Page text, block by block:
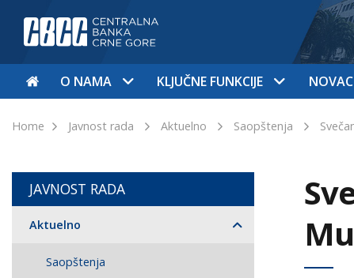
O NAMA KLJUČNE FUNKCIJE NOVAC
Home Javnost rada Aktuelno Saopštenja
JAVNOST RADA
Aktuelno
Saopštenja